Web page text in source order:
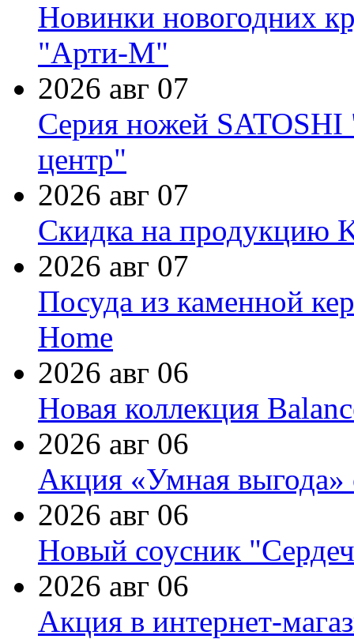
Новинки новогодних
"Арти-М"
2026 авг 07
Серия ножей
центр"
2026 авг 07
Скидка на продукцию
2026 авг 07
Посуда из каменной
Home
2026 авг 06
Новая коллекция
2026 авг 06
Акция «Умная выгода»
2026 авг 06
Новый соусник
2026 авг 06
Акция в интернет-